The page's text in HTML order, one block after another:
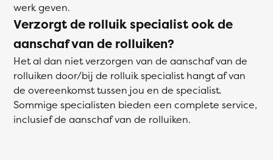
werk geven.
Verzorgt de rolluik specialist ook de
aanschaf van de rolluiken?
Het al dan niet verzorgen van de aanschaf van de
rolluiken door/bij de rolluik specialist hangt af van
de overeenkomst tussen jou en de specialist.
Sommige specialisten bieden een complete service,
inclusief de aanschaf van de rolluiken.